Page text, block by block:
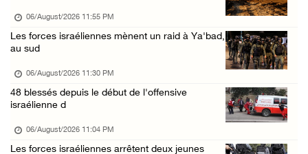
Les forces d'occupation rasent 4 dunams à Ba ...
06/August/2026 12:57 PM
La présidence condamne et met en garde l'occ ...
06/August/2026 12:16 PM
Les forces d'occupation démolissent une mais ...
06/August/2026 11:55 PM
Les forces israéliennes mènent un raid à Ya'bad,
au sud
06/August/2026 11:30 PM
48 blessés depuis le début de l'offensive
israélienne d
06/August/2026 11:04 PM
Les forces israéliennes arrêtent deux jeunes